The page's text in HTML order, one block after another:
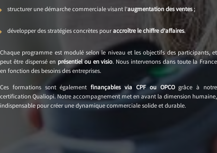
structurer une démarche commerciale visant l’augmentation des ventes;
développer des stratégies concrètes pouraccroître le chiffre d’affaires.
Chaque programme est modulé selon le niveau et les objectifs des participants, et
peut être dispensé en présentiel ou en visio. Nous intervenons dans toute la France
en fonction des besoins des entreprises.
Ces formations sont égalementfinançables via CPF ou OPCOgrâce à notre
certification Qualiopi. Notre accompagnement met en avant la dimension humaine,
indispensable pour créer une dynamique commerciale solide et durable.